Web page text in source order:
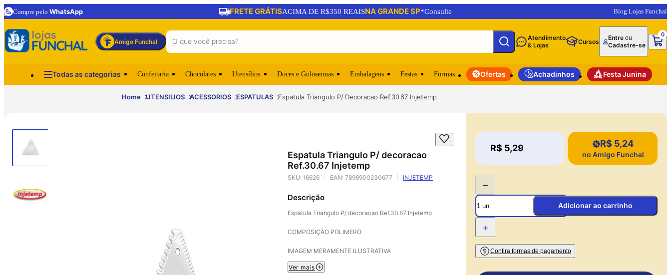
Compre pelo WhatsApp FRETE GRÁTISACIMA DE R$350 REAISNA GRANDE SP*Consulte Blog Lojas Funchal
Amigo Funchal
Atendimento
& Lojas
Cursos Entreou
Cadastre-se
0
Todas as categorias Confeitaria Chocolates Utensílios Doces e Guloseimas Embalagens Festas Formas Ofertas Achadinhos Festa Junina
Home UTENSILIOS ACESSORIOS ESPATULAS Espatula Triangulo P/ Decoracao Ref.30.67 Injetemp
Espatula Triangulo P/ decoracao
Ref.30.67 Injetemp
SKU: 16626 EAN: 7896900230677 INJETEMP
Descrição
Espatula Triangulo P/ decoracao Ref.30.67 Injetemp
COMPOSIÇÃO POLIMERO
IMAGEM MERAMENTE ILUSTRATIVA
Ver mais
Price:
R$ 5,29 Price:
R$ 5,24
no Amigo Funchal
−
+
Adicionar ao carrinho
Confira formas de pagamento